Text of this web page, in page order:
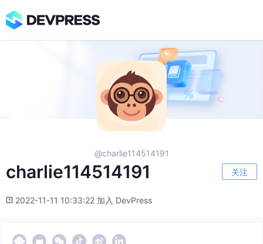
@charlie114514191
charlie114514191 关注
2022-11-11 10:33:22 加入 DevPress